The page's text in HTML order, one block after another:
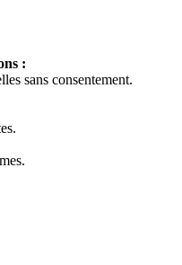
:
sans consentement.